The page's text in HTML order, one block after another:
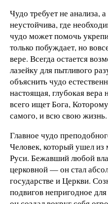
Чудо требует не анализа,
неустойчива, где
чудо может помочь
только побуждает, но
вере. Всегда остается
лазейку для пытливого
объяснить чудо
настоящая, глубокая
всего ищет Бога,
самого, и всю свою жизнь.
Главное чудо
Человек, который ушел
Руси. Бежавший любой
церковной — он стал
государстве и Церкви.
подвигов непригодное